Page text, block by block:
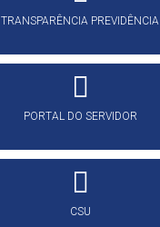
TRANSPARÊNCIA PREVIDÊNCIA
PORTAL DO SERVIDOR
CSU